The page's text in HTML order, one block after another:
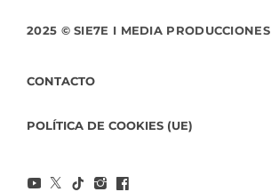
2025 © SIE7E I MEDIA PRODUCCIONES
CONTACTO
POLÍTICA DE COOKIES (UE)